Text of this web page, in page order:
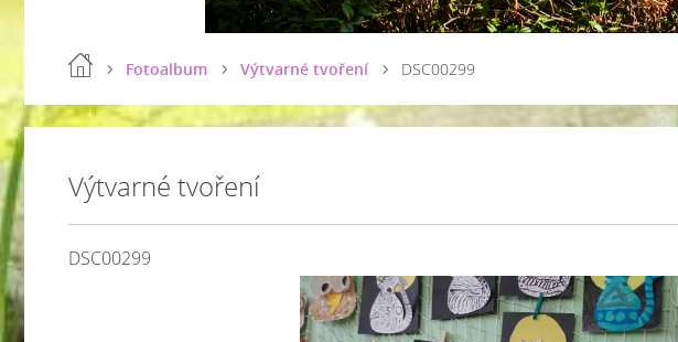
Fotoalbum Výtvarné tvoření DSC00299
Výtvarné tvoření
DSC00299